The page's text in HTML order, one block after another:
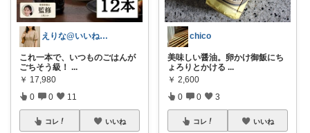
えりな@いいね100%バック💓
これ一本で、いつものごはんが
ごちそう級！ ...
￥ 17,980
0 0 11
コレ いいね
chico
美味しい醤油。卵かけ御飯にち
ょろりとかける ...
￥ 2,600
0 0 3
コレ いいね